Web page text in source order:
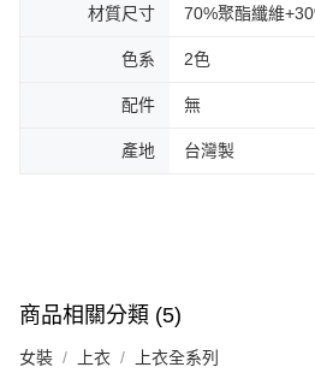
材質尺寸 70%聚酯纖維
色系 2色
配件 無
產地 台灣製
商品相關分類 (5)
女裝 上衣 上衣全系列